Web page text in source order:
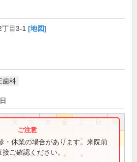
目3-1 [地図]
歯科
祝
● ● ●
● ●
・休業の場合があります。来院前
ご確認ください。